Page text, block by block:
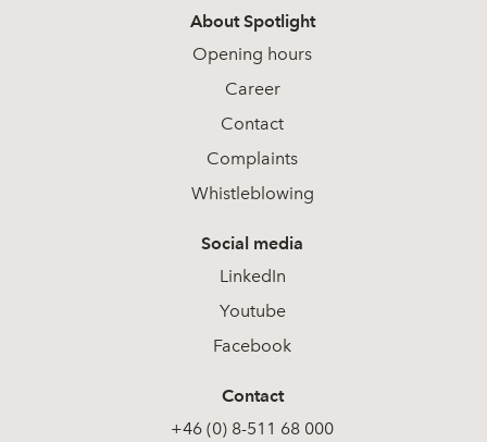
About Spotlight
Opening hours
Career
Contact
Complaints
Whistleblowing
Social media
LinkedIn
Youtube
Facebook
Contact
+46 (0) 8-511 68 000